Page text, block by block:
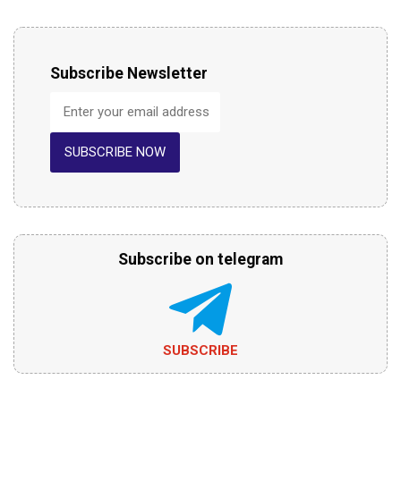
Subscribe Newsletter
SUBSCRIBE NOW
Subscribe on telegram
SUBSCRIBE